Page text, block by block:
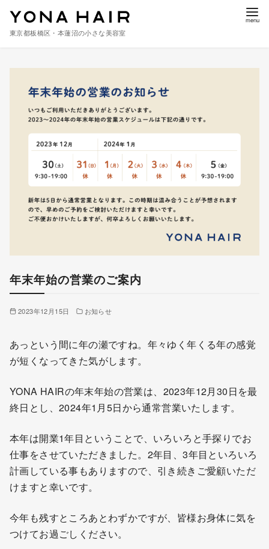
東京都板橋区・本蓮沼の小さな美容室
年末年始の営業のご案内
2023年12月15日 お知らせ
あっという間に年の瀬ですね。年々ゆく年くる年の感覚
が短くなってきた気がします。
YONA HAIRの年末年始の営業は、2023年12月30日を最
終日とし、2024年1月5日から通常営業いたします。
本年は開業1年目ということで、いろいろと手探りでお
仕事をさせていただきました。2年目、3年目といろいろ
計画している事もありますので、引き続きご愛顧いただ
けますと幸いです。
今年も残すところあとわずかですが、皆様お身体に気を
つけてお過ごしください。